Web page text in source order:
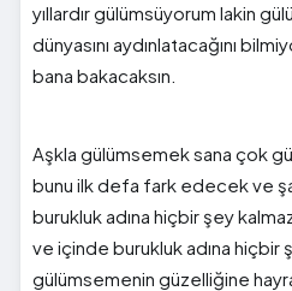
yıllardır gülümsüyorum lakin
dünyasını aydınlatacağını
bana bakacaksın.
Aşkla gülümsemek sana çok
bunu ilk defa fark edecek ve
burukluk adına hiçbir şey
ve içinde burukluk adına hiçbir
gülümsemenin güzelliğine